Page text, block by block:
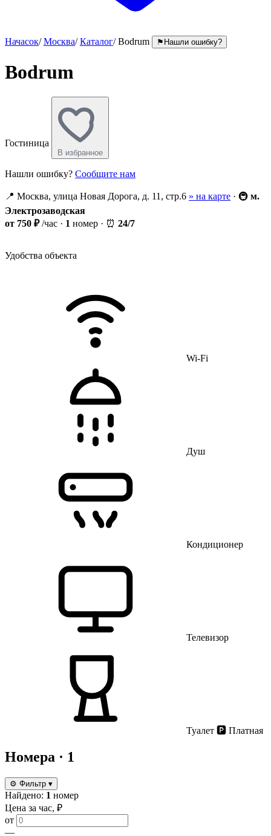
Начасок/ Москва/ Каталог/ Bodrum ⚑ Нашли ошибку?
Bodrum
Гостиница
В избранное
Нашли ошибку? Сообщите нам
📍 Москва, улица Новая Дорога, д. 11, стр.6 » на карте · 🚇 м.
Электрозаводская
от 750 ₽/час · 1 номер · ⏰ 24/7
Удобства объекта
Wi-Fi
Душ
Кондиционер
Телевизор
Туалет 🅿️ Платная
Номера · 1
⚙ Фильтр ▾
Найдено: 1 номер
Цена за час, ₽
от
—